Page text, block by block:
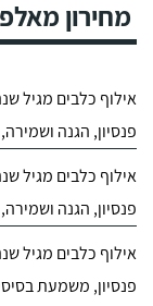
מחירון
אילוף כלבים מגיל
פנסיון, הגנה
אילוף כלבים מגיל
פנסיון, הגנה
אילוף כלבים מגיל
פנסיון, משמעת